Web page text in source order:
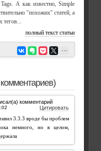
А как известно, Simple
"похожих" статей, а
тегов...
полный текст статьи
комментарий
Цитировать
3.3.3 вроде бы проблем
немного, но в целом,